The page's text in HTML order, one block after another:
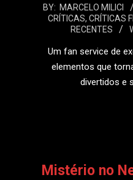
2026-
07-
BY: MARCELO MILICI
CRÍTICAS, CRÍTICAS
RECENTES
Um fan service de
elementos que
divertidos e
Mistério no